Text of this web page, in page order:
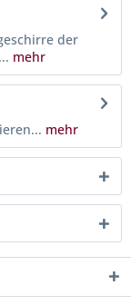
der
mehr
mehr